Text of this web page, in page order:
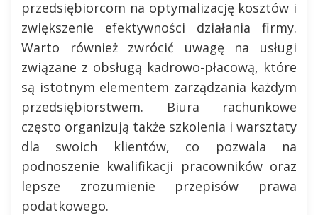
przedsiębiorcom na optymalizację kosztów i
zwiększenie efektywności działania firmy.
Warto również zwrócić uwagę na usługi
związane z obsługą kadrowo-płacową, które
są istotnym elementem zarządzania każdym
przedsiębiorstwem. Biura rachunkowe
często organizują także szkolenia i warsztaty
dla swoich klientów, co pozwala na
podnoszenie kwalifikacji pracowników oraz
lepsze zrozumienie przepisów prawa
podatkowego.